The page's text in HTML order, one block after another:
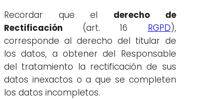
Recordar que el derecho de
Rectificación (art. 16 RGPD),
corresponde al derecho del titular de
los datos, a obtener del Responsable
del tratamiento la rectificación de sus
datos inexactos o a que se completen
los datos incompletos.